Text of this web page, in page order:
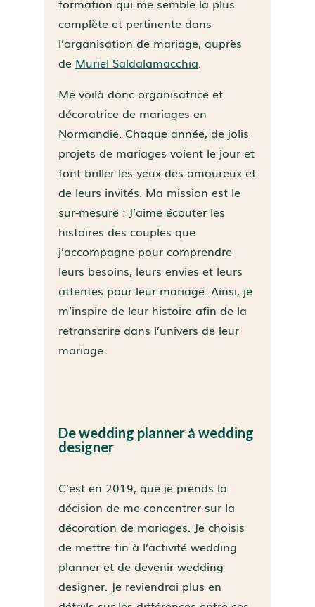
formation qui me semble la plus
complète et pertinente dans
l’organisation de mariage, auprès
de Muriel Saldalamacchia.
Me voilà donc organisatrice et
décoratrice de mariages en
Normandie. Chaque année, de jolis
projets de mariages voient le jour et
font briller les yeux des amoureux et
de leurs invités. Ma mission est le
sur-mesure : J’aime écouter les
histoires des couples que
j’accompagne pour comprendre
leurs besoins, leurs envies et leurs
attentes pour leur mariage. Ainsi, je
m’inspire de leur histoire afin de la
retranscrire dans l’univers de leur
mariage.
De wedding planner à wedding
designer
C’est en 2019, que je prends la
décision de me concentrer sur la
décoration de mariages. Je choisis
de mettre fin à l’activité wedding
planner et de devenir wedding
designer. Je reviendrai plus en